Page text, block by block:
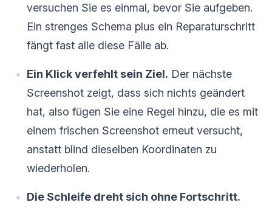
versuchen Sie es einmal, bevor Sie aufgeben.
Ein strenges Schema plus ein Reparaturschritt
fängt fast alle diese Fälle ab.
Ein Klick verfehlt sein Ziel. Der nächste
Screenshot zeigt, dass sich nichts geändert
hat, also fügen Sie eine Regel hinzu, die es mit
einem frischen Screenshot erneut versucht,
anstatt blind dieselben Koordinaten zu
wiederholen.
Die Schleife dreht sich ohne Fortschritt.